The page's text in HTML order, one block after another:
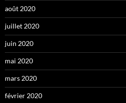
août 2020
juillet 2020
juin 2020
mai 2020
mars 2020
février 2020